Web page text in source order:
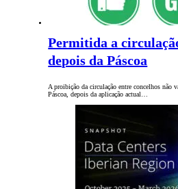
Permitida a
depois da Páscoa
A proibição da circulação entre concelhos não
Páscoa, depois da aplicação actual…